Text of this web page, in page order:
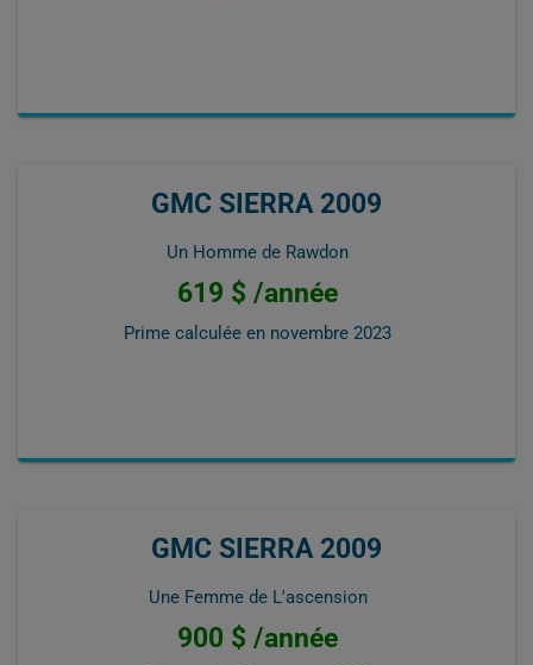
GMC SIERRA 2009
Un Homme de Rawdon
619 $ /année
Prime calculée en novembre 2023
GMC SIERRA 2009
Une Femme de L'ascension
900 $ /année